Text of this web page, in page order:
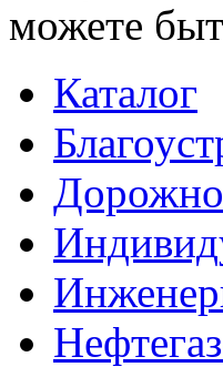
можете
Каталог